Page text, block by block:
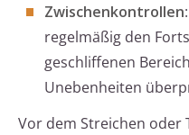
Zwischenkontrollen
regelmäßig den
geschliffenen
Unebenheiten
Vor dem Streichen oder